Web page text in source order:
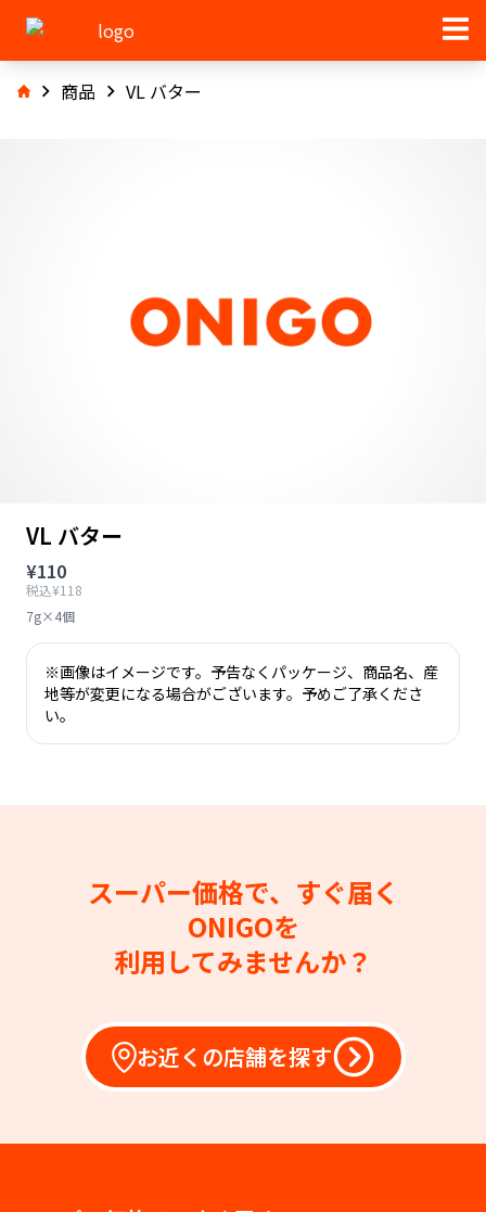
商品 VL バター
VL バター
¥110
税込¥118
7g×4個
※画像はイメージです。予告なくパッケージ、商品名、産
地等が変更になる場合がございます。予めご了承くださ
い。
スーパー価格で、すぐ届く
ONIGOを
利用してみませんか？
お近くの店舗を探す